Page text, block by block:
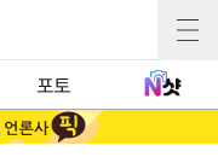
포토